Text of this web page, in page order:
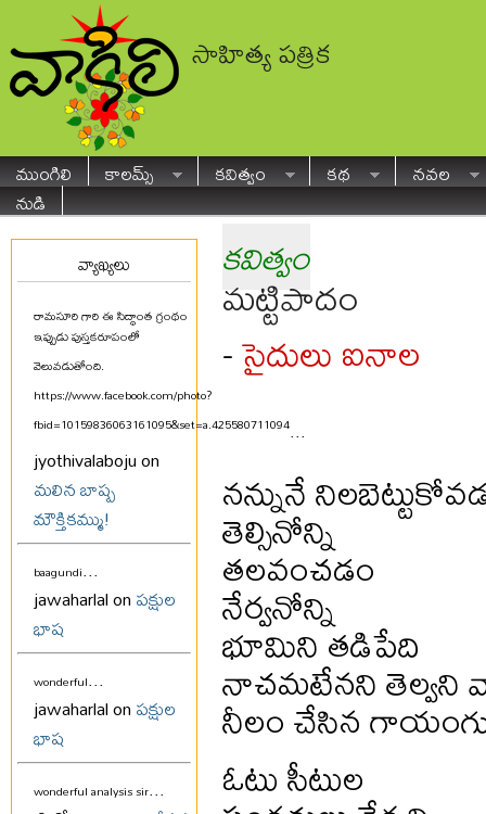
సాహిత్య పత్రిక
ముంగిలి కాలమ్స్ కవిత్వం కథ
నవల
నుడి
వ్యాఖ్యలు
రామసూరి గారి ఈ సిద్ధాంత గ్రంథం
ఇప్పుడు పుస్తకరూపంలో
వెలువడుతోంది.
https://www.facebook.com/photo?
fbid=10159836063161095&set=a.425580711094...
jyothivalaboju on
మలిన బాష్ప
మౌక్తికమ్ము!
baagundi...
jawaharlal onపక్షుల
భాష
wonderful...
jawaharlal onపక్షుల
భాష
wonderful analysis sir...
కవిత్వం
మట్టిపాదం
-సైదులు ఐనాల
నన్నునే
తెల్సినోన్ని
తలవంచడం
నేర్వనోన్ని
భూమిని తడిపేది
నాచమటేనని తెల్వని
నీలం చేసిన
ఓటు సీటుల